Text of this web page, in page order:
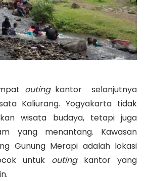
outingkantor selanjutnya
Kaliurang.Yogyakarta tidak
wisata budaya, tetapi juga
yang menantang. Kawasan
Gunung Merapi adalah lokasi
untuk outingkantor yang
.